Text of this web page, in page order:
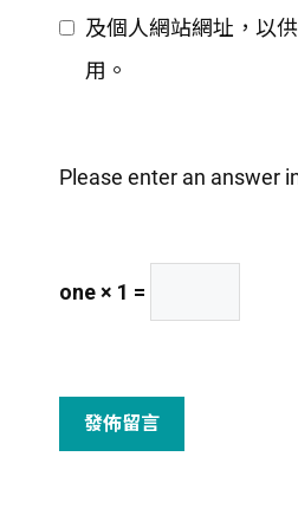
地
站
及個人網站網址，以
用。
Please enter an answer
one × 1 =